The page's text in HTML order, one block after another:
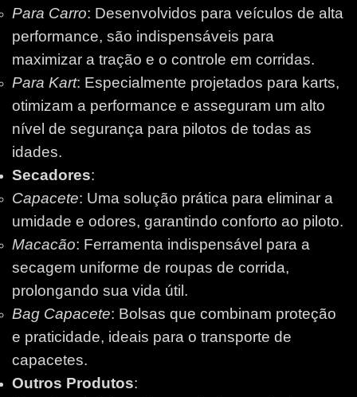
Para Carro: Desenvolvidos para veículos de alta
performance, são indispensáveis para
maximizar a tração e o controle em corridas.
Para Kart: Especialmente projetados para karts,
otimizam a performance e asseguram um alto
nível de segurança para pilotos de todas as
idades.
Secadores:
Capacete: Uma solução prática para eliminar a
umidade e odores, garantindo conforto ao piloto.
Macacão: Ferramenta indispensável para a
secagem uniforme de roupas de corrida,
prolongando sua vida útil.
Bag Capacete: Bolsas que combinam proteção
e praticidade, ideais para o transporte de
capacetes.
Outros Produtos: